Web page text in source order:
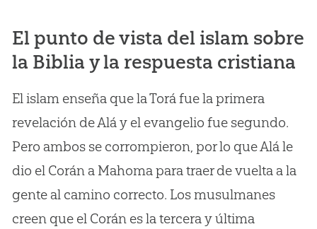
El punto de vista del islam sobre
la Biblia y la respuesta cristiana
El islam enseña que la Torá fue la primera
revelación de Alá y el evangelio fue segundo.
Pero ambos se corrompieron, por lo que Alá le
dio el Corán a Mahoma para traer de vuelta a la
gente al camino correcto. Los musulmanes
creen que el Corán es la tercera y última